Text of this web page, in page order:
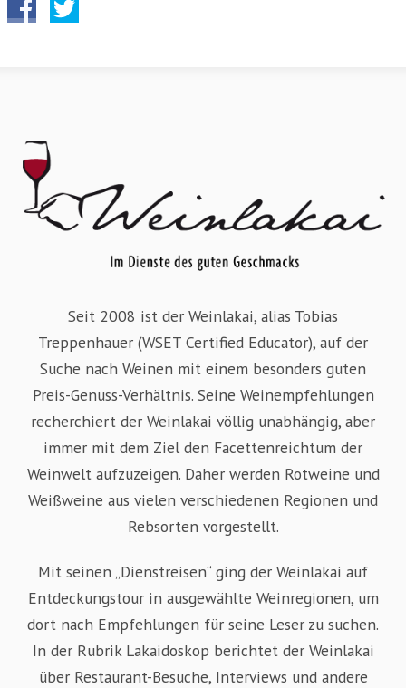
Seit 2008 ist der Weinlakai, alias Tobias
Treppenhauer (WSET Certified Educator), auf der
Suche nach Weinen mit einem besonders guten
Preis-Genuss-Verhältnis. Seine Weinempfehlungen
recherchiert der Weinlakai völlig unabhängig, aber
immer mit dem Ziel den Facettenreichtum der
Weinwelt aufzuzeigen. Daher werden Rotweine und
Weißweine aus vielen verschiedenen Regionen und
Rebsorten vorgestellt.
Mit seinen „Dienstreisen“ ging der Weinlakai auf
Entdeckungstour in ausgewählte Weinregionen, um
dort nach Empfehlungen für seine Leser zu suchen.
In der Rubrik Lakaidoskop berichtet der Weinlakai
über Restaurant-Besuche, Interviews und andere